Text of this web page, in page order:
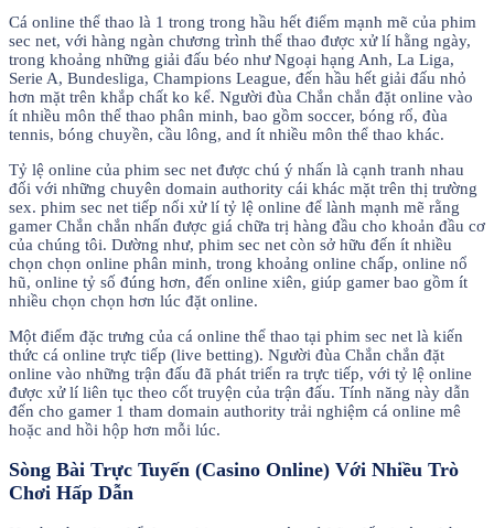
Cá online thể thao là 1 trong trong hầu hết điểm mạnh mẽ của phim
sec net, với hàng ngàn chương trình thể thao được xử lí hằng ngày,
trong khoảng những giải đấu béo như Ngoại hạng Anh, La Liga,
Serie A, Bundesliga, Champions League, đến hầu hết giải đấu nhỏ
hơn mặt trên khắp chất ko kể. Người đùa Chắn chắn đặt online vào
ít nhiều môn thể thao phân minh, bao gồm soccer, bóng rổ, đùa
tennis, bóng chuyền, cầu lông, and ít nhiều môn thể thao khác.
Tỷ lệ online của phim sec net được chú ý nhấn là cạnh tranh nhau
đối với những chuyên domain authority cái khác mặt trên thị trường
sex. phim sec net tiếp nối xử lí tỷ lệ online để lành mạnh mẽ rằng
gamer Chắn chắn nhấn được giá chữa trị hàng đầu cho khoản đầu cơ
của chúng tôi. Dường như, phim sec net còn sở hữu đến ít nhiều
chọn chọn online phân minh, trong khoảng online chấp, online nổ
hũ, online tỷ số đúng hơn, đến online xiên, giúp gamer bao gồm ít
nhiều chọn chọn hơn lúc đặt online.
Một điểm đặc trưng của cá online thể thao tại phim sec net là kiến
thức cá online trực tiếp (live betting). Người đùa Chắn chắn đặt
online vào những trận đấu đã phát triển ra trực tiếp, với tỷ lệ online
được xử lí liên tục theo cốt truyện của trận đấu. Tính năng này dẫn
đến cho gamer 1 tham domain authority trải nghiệm cá online mê
hoặc and hồi hộp hơn mỗi lúc.
Sòng Bài Trực Tuyến (Casino Online) Với Nhiều Trò
Chơi Hấp Dẫn